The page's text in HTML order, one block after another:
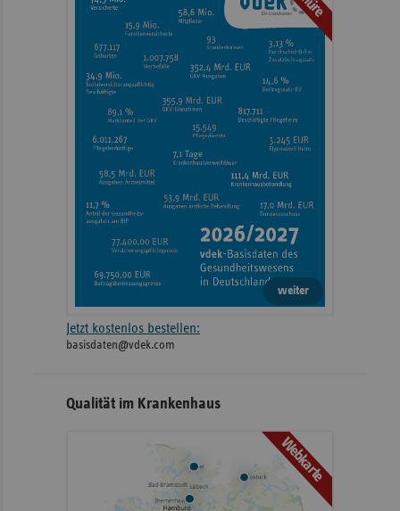
weiter
Jetzt kostenlos bestellen:
basisdaten@vdek.com
Qualität im Krankenhaus
Webkarte